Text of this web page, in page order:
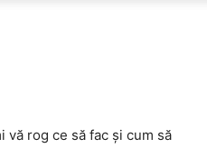
vă rog ce să fac și cum să